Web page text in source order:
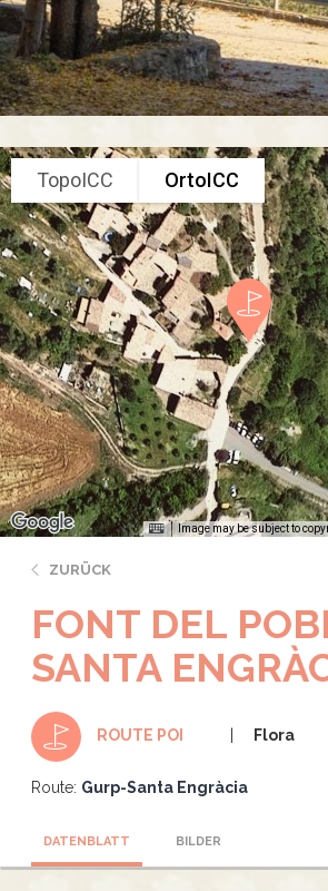
TopoICC OrtoICC
Image may be subject to
ZURÜCK
FONT DEL
SANTA
ROUTE POI Flora
Route: Gurp-Santa Engràcia
DATENBLATT BILDER